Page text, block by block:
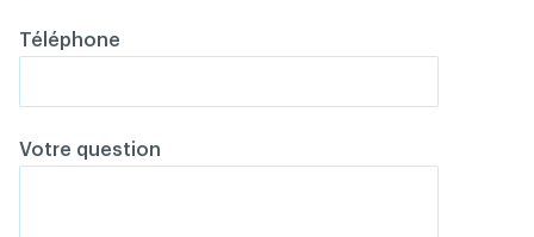
Téléphone
Votre question